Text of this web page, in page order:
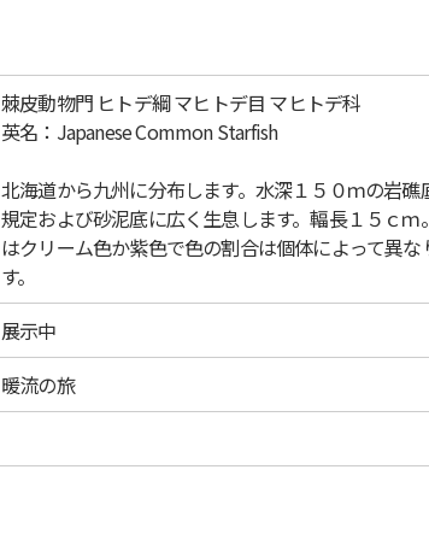
棘皮動物門 ヒトデ綱 マヒトデ目 マヒトデ科
英名：Japanese Common Starfish
北海道から九州に分布します。水深１５０ｍの岩礁
規定および砂泥底に広く生息します。輻長１５ｃｍ
はクリーム色か紫色で色の割合は個体によって異な
す。
展示中
暖流の旅